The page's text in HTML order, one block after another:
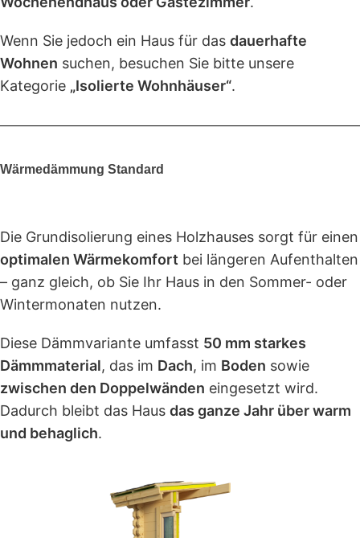
Wenn Sie jedoch ein Haus für das dauerhafte
Wohnen suchen, besuchen Sie bitte unsere
Kategorie „Isolierte Wohnhäuser“.
Wärmedämmung Standard
Die Grundisolierung eines Holzhauses sorgt für einen
optimalen Wärmekomfort bei längeren Aufenthalten
– ganz gleich, ob Sie Ihr Haus in den Sommer- oder
Wintermonaten nutzen.
Diese Dämmvariante umfasst 50 mm starkes
Dämmmaterial, das im Dach, im Boden sowie
zwischen den Doppelwänden eingesetzt wird.
Dadurch bleibt das Haus das ganze Jahr über warm
und behaglich.